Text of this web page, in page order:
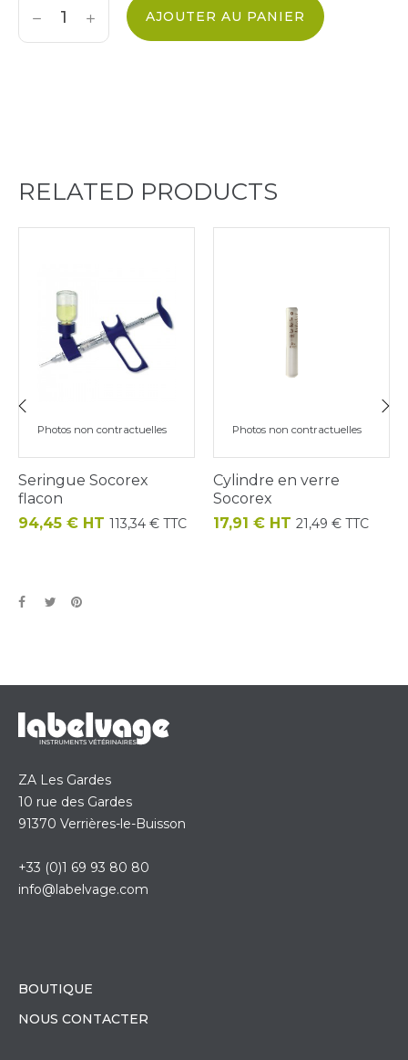
AJOUTER AU PANIER
RELATED PRODUCTS
Photos non contractuelles
Seringue Socorex
flacon
Prix
94,45 € HT 113,34 € TTC
Photos non contractuelles
Cylindre en verre
Socorex
Prix
17,91 € HT 21,49 € TTC
ZA Les Gardes
10 rue des Gardes
91370 Verrières-le-Buisson
+33 (0)1 69 93 80 80
info@labelvage.com
BOUTIQUE
NOUS CONTACTER